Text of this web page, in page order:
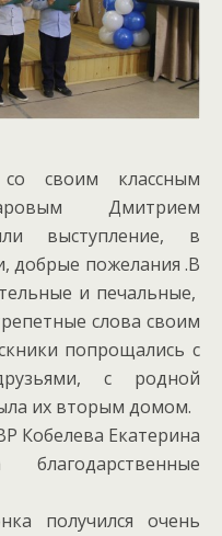
со своим классным
Дмитрием
выступление, в
добрые пожелания .В
и печальные,
слова своим
попрощались с
с родной
их вторым домом.
Кобелева Екатерина
получился очень